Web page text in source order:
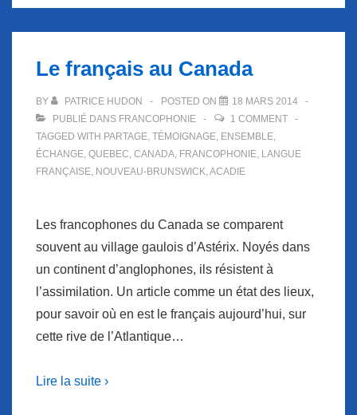
Le français au Canada
BY PATRICE HUDON POSTED ON
18 MARS 2014
PUBLIÉ DANS FRANCOPHONIE
1 COMMENT
TAGGED WITH PARTAGE TÉMOIGNAGE ENSEMBLE
ÉCHANGE QUEBEC CANADA FRANCOPHONIE LANGUE
FRANÇAISE NOUVEAU-BRUNSWICK ACADIE
Les francophones du Canada se comparent
souvent au village gaulois d’Astérix. Noyés dans
un continent d’anglophones, ils résistent à
l’assimilation. Un article comme un état des lieux,
pour savoir où en est le français aujourd’hui, sur
cette rive de l’Atlantique…
Lire la suite ›